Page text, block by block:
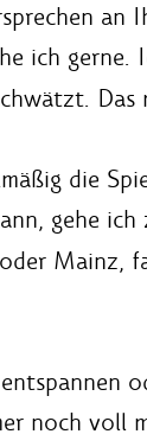
an
ich
Das
die
gehe
Mainz,
noch voll